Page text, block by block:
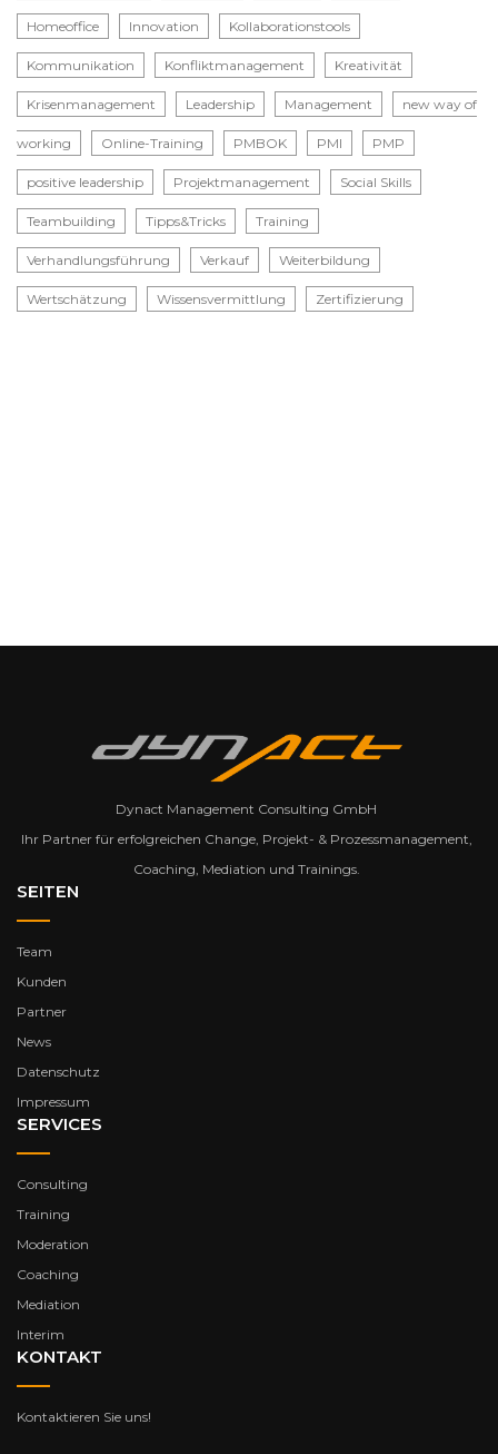
Homeoffice Innovation Kollaborationstools
Kommunikation Konfliktmanagement Kreativität
Krisenmanagement Leadership Management new way of
working Online-Training PMBOK PMI PMP
positive leadership Projektmanagement Social Skills
Teambuilding Tipps&Tricks Training
Verhandlungsführung Verkauf Weiterbildung
Wertschätzung Wissensvermittlung Zertifizierung
Dynact Management Consulting GmbH
Ihr Partner für erfolgreichen Change, Projekt- & Prozessmanagement,
Coaching, Mediation und Trainings.
SEITEN
Team
Kunden
Partner
News
Datenschutz
Impressum
SERVICES
Consulting
Training
Moderation
Coaching
Mediation
Interim
KONTAKT
Kontaktieren Sie uns!